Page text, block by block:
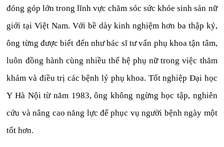
đóng góp lớn trong lĩnh vực chăm sóc sức khỏe sinh sản nữ
giới tại Việt Nam. Với bề dày kinh nghiệm hơn ba thập kỷ,
ông từng được biết đến như bác sĩ tư vấn phụ khoa tận tâm,
luôn đồng hành cùng nhiều thế hệ phụ nữ trong việc thăm
khám và điều trị các bệnh lý phụ khoa. Tốt nghiệp Đại học
Y Hà Nội từ năm 1983, ông không ngừng học tập, nghiên
cứu và nâng cao năng lực để phục vụ người bệnh ngày một
tốt hơn.